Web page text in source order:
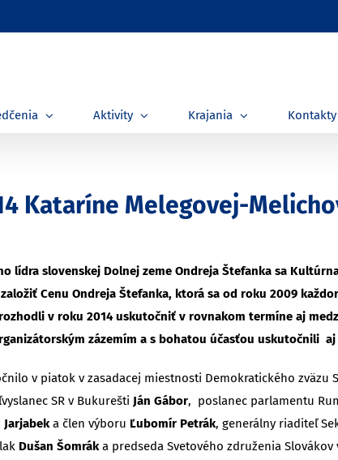
Aktivity Krajania Kontakty
Kataríne Melegovej-
lídra slovenskej Dolnej zeme Ondreja Štefanka sa
Cenu Ondreja Štefanka, ktorá sa od roku 2009
v roku 2014 uskutočniť v rovnakom termíne aj
zázemím a s bohatou účasťou uskutočnili
v piatok v zasadacej miestnosti Demokratického zväzu
SR v Bukurešti Ján Gábor, poslanec parlamentu
Jarjabek a člen výboru Ľubomír Petrák, generálny riaditeľ
Dušan Šomrák a predseda Svetového združenia Slovákov